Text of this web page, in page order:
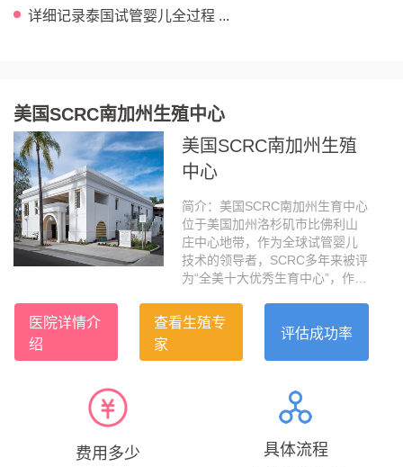
详细记录泰国试管婴儿全过程 ...
美国SCRC南加州生殖中心
美国SCRC南加州生殖
中心
简介：美国SCRC南加州生育中心
位于美国加州洛杉矶市比佛利山
庄中心地带，作为全球试管婴儿
技术的领导者，SCRC多年来被评
为“全美十大优秀生育中心”，作为
被公认为医疗业的黄金标准，大
龄自卵活产成功率全美第一，高
管婴儿经验，早在上个世纪1993
年，美国SCRC的生育专家就完成
了美国西海岸第一例卵母细胞胞
浆内单精子注射（ICSI）的试管案
医院详情介
绍
查看生殖专
家
评估成功率
费用多少 具体流程